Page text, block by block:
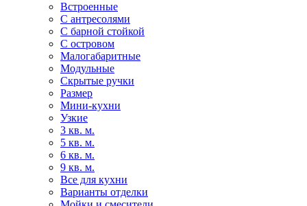
Встроенные
С антресолями
С барной стойкой
С островом
Малогабаритные
Модульные
Скрытые ручки
Размер
Мини-кухни
Узкие
3 кв. м.
5 кв. м.
6 кв. м.
9 кв. м.
Все для кухни
Варианты отделки